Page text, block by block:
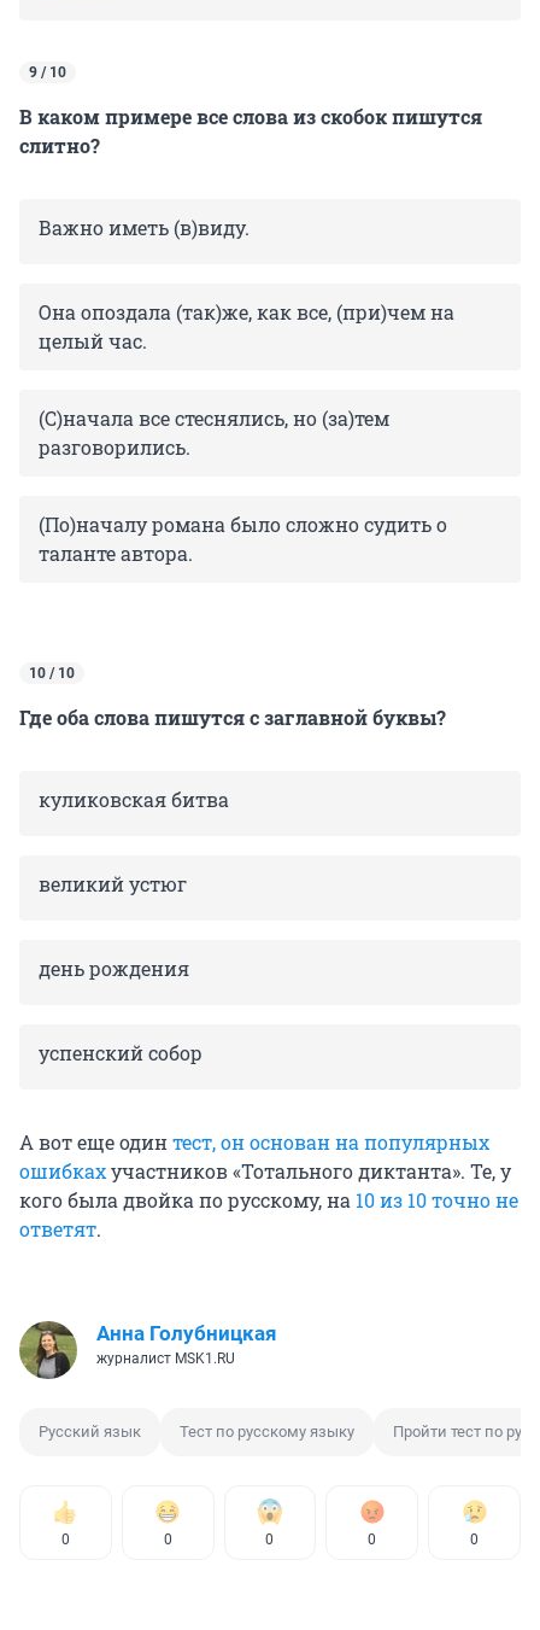
9 / 10
В каком примере все слова из скобок пишутся
слитно?
Важно иметь (в)виду.
Она опоздала (так)же, как все, (при)чем на
целый час.
(С)начала все стеснялись, но (за)тем
разговорились.
(По)началу романа было сложно судить о
таланте автора.
10 / 10
Где оба слова пишутся с заглавной буквы?
куликовская битва
великий устюг
день рождения
успенский собор
А вот еще одинтест, он основан на популярных
ошибкахучастников «Тотального диктанта». Те, у
кого была двойка по русскому, на 10 из 10 точно не
ответят.
Анна Голубницкая
журналист MSK1.RU
Русский язык Тест по русскому языку Пройти тест по
0 0 0 0 0